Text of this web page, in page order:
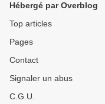
Hébergé par Overblog
Top articles
Pages
Contact
Signaler un abus
C.G.U.